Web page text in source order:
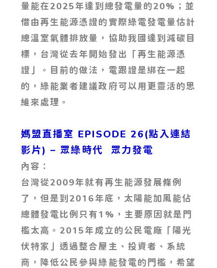
量能在2025年達到總發電量的20%；並
借由再生能源憑證的實際綠電發電量估計
總溫室氣體排放量，協助我國達到減碳目
標，台灣從去年開始發出「再生能源憑
證」。目前的做法，電跟證是綁在一起
的，綠能業者建議政府可以用更靈活的思
維來處理。
媽盟直播室 EPISODE 26(點入連結
影片) – 眾綠時代 眾力發電
內容：
台灣從2009年就有再生能源發展條例
了，但是到2016年底，太陽能加風能佔
總體發電比例只有1%，主要原因就是門
檻太高。2015年成立的公民電廠「陽光
伏特家」透過整合屋主、投資者、系統
商，降低公民參與綠能發電的門檻，希望